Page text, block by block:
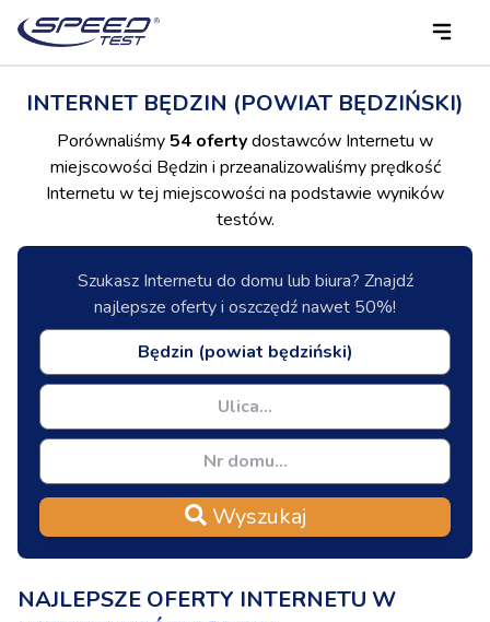
INTERNET BĘDZIN (POWIAT BĘDZIŃSKI)
Porównaliśmy 54 ofertydostawców Internetu w
miejscowości Będzin i przeanalizowaliśmy prędkość
Internetu w tej miejscowości na podstawie wyników
testów.
Szukasz Internetu do domu lub biura? Znajdź
najlepsze oferty i oszczędź nawet 50%!
Wyszukaj
NAJLEPSZE OFERTY INTERNETU W